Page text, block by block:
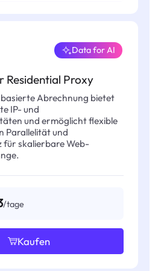
Residential Proxy
Data for AI
Abrechnung bietet
IP- und
und ermöglicht flexible
Parallelität und
für skalierbare Web-
/tage
Kaufen